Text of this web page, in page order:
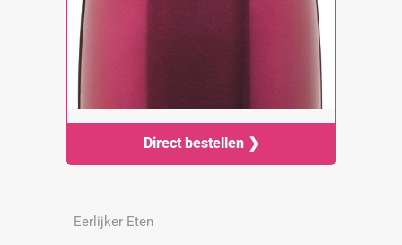
Direct bestellen ❯
Eerlijker Eten